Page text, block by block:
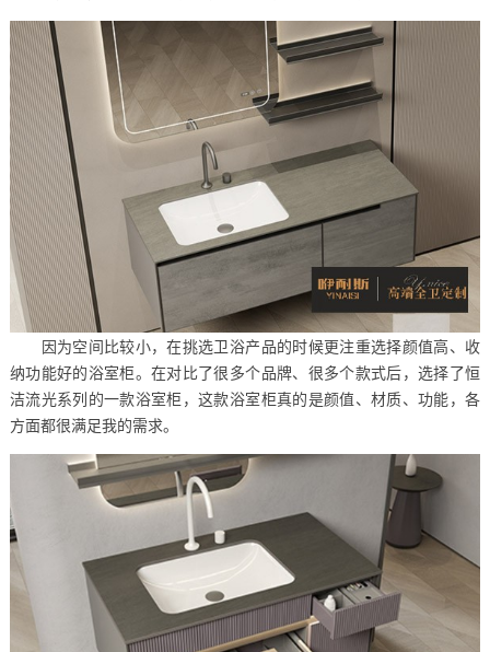
因为空间比较小，在挑选卫浴产品的时候更注重选择颜值高、收
纳功能好的浴室柜。在对比了很多个品牌、很多个款式后，选择了恒
洁流光系列的一款浴室柜，这款浴室柜真的是颜值、材质、功能，各
方面都很满足我的需求。